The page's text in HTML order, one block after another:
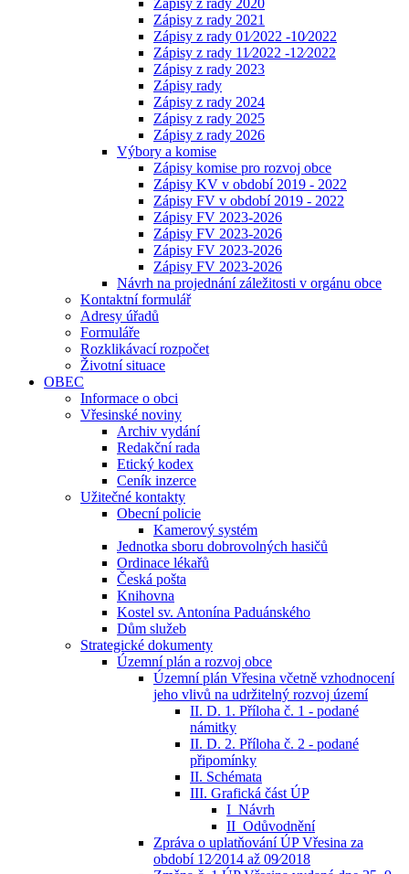
Zápisy z rady 2020
Zápisy z rady 2021
Zápisy z rady 01⁄2022 -10⁄2022
Zápisy z rady 11⁄2022 -12⁄2022
Zápisy z rady 2023
Zápisy rady
Zápisy z rady 2024
Zápisy z rady 2025
Zápisy z rady 2026
Výbory a komise
Zápisy komise pro rozvoj obce
Zápisy KV v období 2019 - 2022
Zápisy FV v období 2019 - 2022
Zápisy FV 2023-2026
Zápisy FV 2023-2026
Zápisy FV 2023-2026
Zápisy FV 2023-2026
Návrh na projednání záležitosti v orgánu obce
Kontaktní formulář
Adresy úřadů
Formuláře
Rozklikávací rozpočet
Životní situace
OBEC
Informace o obci
Vřesinské noviny
Archiv vydání
Redakční rada
Etický kodex
Ceník inzerce
Užitečné kontakty
Obecní policie
Kamerový systém
Jednotka sboru dobrovolných hasičů
Ordinace lékařů
Česká pošta
Knihovna
Kostel sv. Antonína Paduánského
Dům služeb
Strategické dokumenty
Územní plán a rozvoj obce
Územní plán Vřesina včetně vzhodnocení
jeho vlivů na udržitelný rozvoj území
II. D. 1. Příloha č. 1 - podané
námitky
II. D. 2. Příloha č. 2 - podané
připomínky
II. Schémata
III. Grafická část ÚP
I_Návrh
II_Odůvodnění
Zpráva o uplatňování ÚP Vřesina za
období 12⁄2014 až 09⁄2018